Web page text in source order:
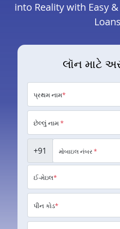
into Reality with Easy
લૉન માટે
પ્રથમ નામ*
છેલ્લું નામ*
+91 મોબાઇલ નંબર*
ઈ-મેઇલ*
પીન કોડ*